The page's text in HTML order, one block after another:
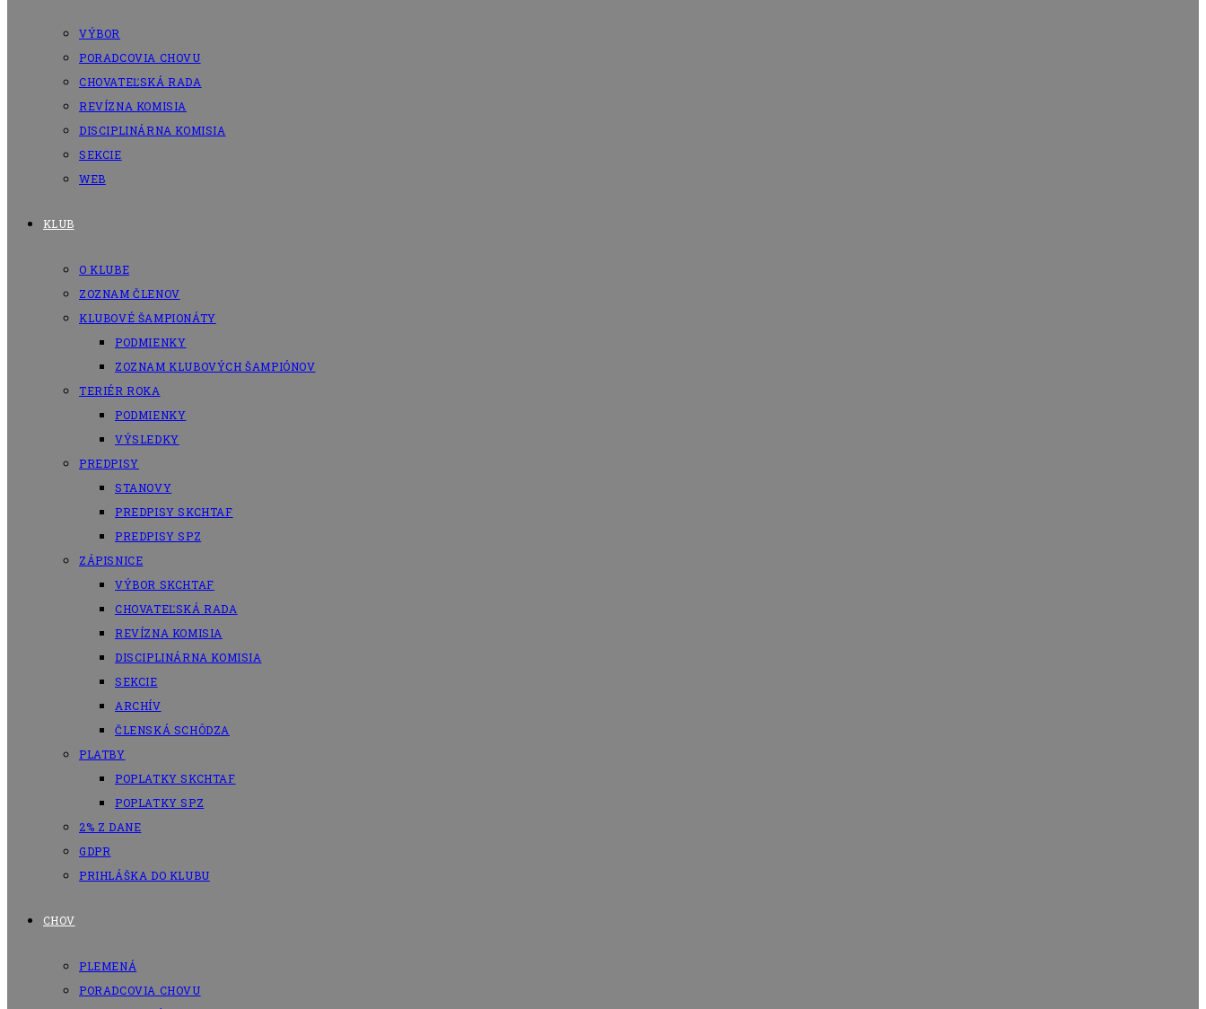
VÝBOR
PORADCOVIA CHOVU
CHOVATEĽSKÁ RADA
REVÍZNA KOMISIA
DISCIPLINÁRNA KOMISIA
SEKCIE
WEB
KLUB
O KLUBE
ZOZNAM ČLENOV
KLUBOVÉ ŠAMPIONÁTY
PODMIENKY
ZOZNAM KLUBOVÝCH ŠAMPIÓNOV
TERIÉR ROKA
PODMIENKY
VÝSLEDKY
PREDPISY
STANOVY
PREDPISY SKCHTAF
PREDPISY SPZ
ZÁPISNICE
VÝBOR SKCHTAF
CHOVATEĽSKÁ RADA
REVÍZNA KOMISIA
DISCIPLINÁRNA KOMISIA
SEKCIE
ARCHÍV
ČLENSKÁ SCHÔDZA
PLATBY
POPLATKY SKCHTAF
POPLATKY SPZ
2% Z DANE
GDPR
PRIHLÁŠKA DO KLUBU
CHOV
PLEMENÁ
PORADCOVIA CHOVU